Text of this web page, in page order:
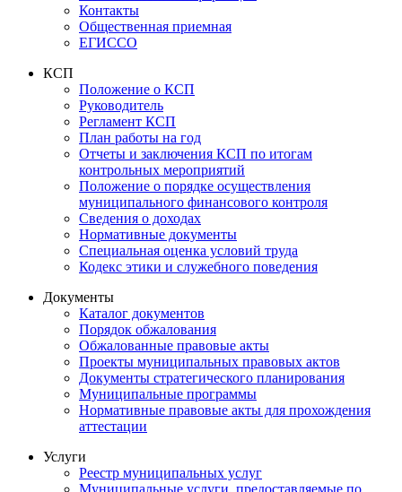
Контакты
Общественная приемная
ЕГИССО
КСП
Положение о КСП
Руководитель
Регламент КСП
План работы на год
Отчеты и заключения КСП по итогам
контрольных мероприятий
Положение о порядке осуществления
муниципального финансового контроля
Сведения о доходах
Нормативные документы
Специальная оценка условий труда
Кодекс этики и служебного поведения
Документы
Каталог документов
Порядок обжалования
Обжалованные правовые акты
Проекты муниципальных правовых актов
Документы стратегического планирования
Муниципальные программы
Нормативные правовые акты для прохождения
аттестации
Услуги
Реестр муниципальных услуг
Муниципальные услуги, предоставляемые по